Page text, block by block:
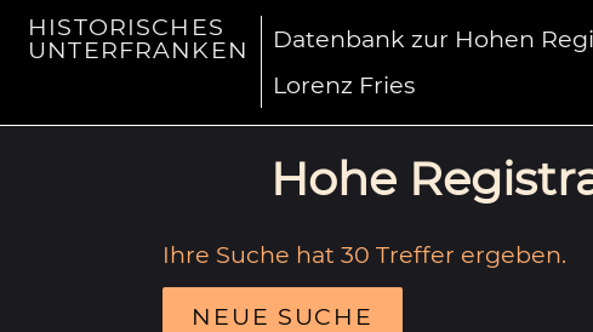
HISTORISCHES
UNTERFRANKEN
Datenbank zur Hohen
Lorenz Fries
Hohe
Ihre Suche hat 30 Treffer ergeben.
NEUE SUCHE